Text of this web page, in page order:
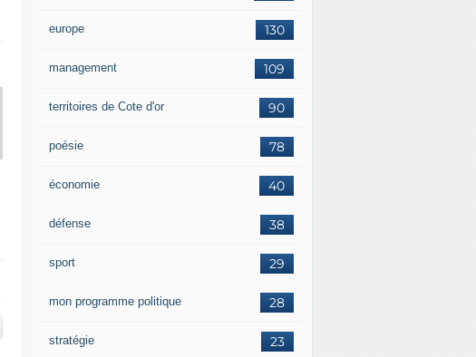
130
europe
109
management
90
territoires de Cote d'or
78
poésie
40
économie
38
défense
29
sport
28
mon programme politique
23
stratégie